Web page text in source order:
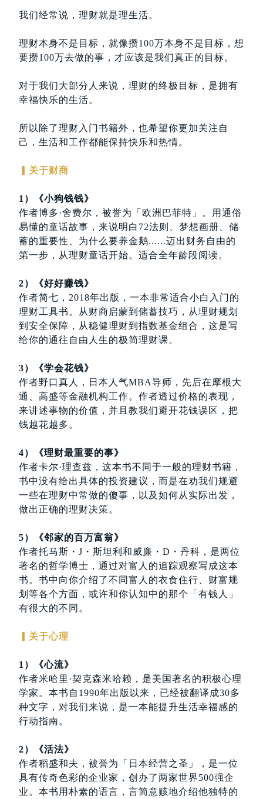
我们经常说，理财就是理生活。
理财本身不是目标，就像攒100万本身不是目标，想
要攒100万去做的事，才应该是我们真正的目标。
对于我们大部分人来说，理财的终极目标，是拥有
幸福快乐的生活。
所以除了理财入门书籍外，也希望你更加关注自
己，生活和工作都能保持快乐和热情。
▎关于财商
1）《小狗钱钱》
作者博多·舍费尔，被誉为「欧洲巴菲特」。用通俗
易懂的童话故事，来说明白72法则、梦想画册、储
蓄的重要性、为什么要养金鹅......迈出财务自由的
第一步，从理财童话开始。适合全年龄段阅读。
2）《好好赚钱》
作者简七，2018年出版，一本非常适合小白入门的
理财工具书。从财商启蒙到储蓄技巧，从理财规划
到安全保障，从稳健理财到指数基金组合，这是写
给你的通往自由人生的极简理财课。
3）《学会花钱》
作者野口真人，日本人气MBA导师，先后在摩根大
通、高盛等金融机构工作。作者透过价格的表现，
来讲述事物的价值，并且教我们避开花钱误区，把
钱越花越多。
4）《理财最重要的事》
作者卡尔·理查兹，这本书不同于一般的理财书籍，
书中没有给出具体的投资建议，而是在劝我们规避
一些在理财中常做的傻事，以及如何从实际出发，
做出正确的理财决策。
5）《邻家的百万富翁》
作者托马斯・J・斯坦利和威廉・D・丹科，是两位
著名的哲学博士，通过对富人的追踪观察写成这本
书。书中向你介绍了不同富人的衣食住行、财富规
划等各个方面，或许和你认知中的那个「有钱人」
有很大的不同。
▎关于心理
1）《心流》
作者米哈里·契克森米哈赖，是美国著名的积极心理
学家。本书自1990年出版以来，已经被翻译成30多
种文字，对我们来说，是一本能提升生活幸福感的
行动指南。
2）《活法》
作者稻盛和夫，被誉为「日本经营之圣」，是一位
具有传奇色彩的企业家，创办了两家世界500强企
业。本书用朴素的语言，言简意赅地介绍他独特的